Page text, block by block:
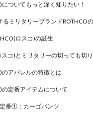
ついてもっと深く知りたい！
るミリタリーブランドROTHCO
ロスコ)の誕生
スコ)とミリタリーの切っても切
のアパレルの特徴とは
の定番アイテムについて
番①：カーゴパンツ